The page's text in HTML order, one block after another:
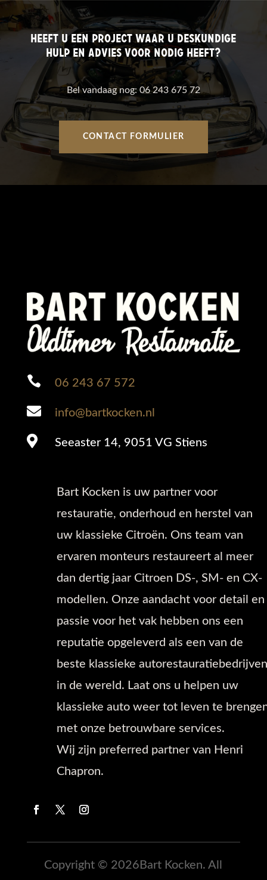
Heeft u een project waar u deskundigE
hulp en advies voor nodig heeft?
Bel vandaag nog: 06 243 675 72
CONTACT FORMULIER
 06 243 67 572
 info@bartkocken.nl
 Seeaster 14, 9051 VG Stiens
Bart Kocken is uw partner voor
restauratie, onderhoud en herstel van
uw klassieke Citroën. Ons team van
ervaren monteurs restaureert al meer
dan dertig jaar Citroen DS-, SM- en CX-
modellen. Onze aandacht voor detail en
passie voor het vak hebben ons een
reputatie opgeleverd als een van de
beste klassieke autorestauratiebedrijven
in de wereld. Laat ons u helpen uw
klassieke auto weer tot leven te
met onze betrouwbare services.
Wij zijn preferred partner van Henri
Chapron.
Copyright © 2026Bart Kocken. All